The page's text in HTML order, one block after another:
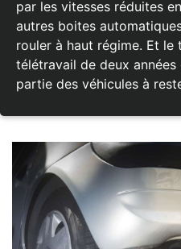
par les vitesses réduites
autres boites
rouler à haut régime. Et
télétravail de deux
partie des véhicules à